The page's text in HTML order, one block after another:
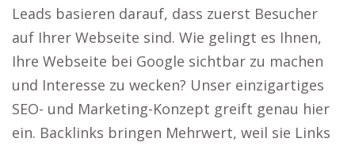
Leads basieren darauf, dass zuerst Besucher
auf Ihrer Webseite sind. Wie gelingt es Ihnen,
Ihre Webseite bei Google sichtbar zu machen
und Interesse zu wecken? Unser einzigartiges
SEO- und Marketing-Konzept greift genau hier
ein. Backlinks bringen Mehrwert, weil sie Links